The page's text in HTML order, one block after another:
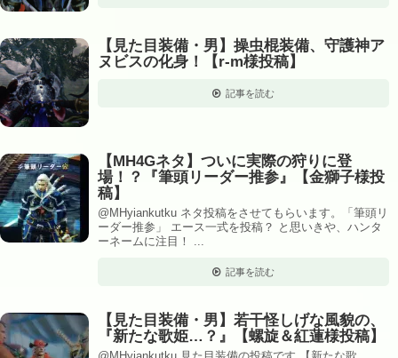
【見た目装備・男】操虫棍装備、守護神ア
ヌビスの化身！【r-m様投稿】
記事を読む
【MH4Gネタ】ついに実際の狩りに登
場！？『筆頭リーダー推参』【金獅子様投
稿】
@MHyiankutku ネタ投稿をさせてもらいます。「筆頭リ
ーダー推参」 エース一式を投稿？ と思いきや、ハンタ
ーネームに注目！ ...
記事を読む
【見た目装備・男】若干怪しげな風貌の、
『新たな歌姫…？』【螺旋＆紅蓮様投稿】